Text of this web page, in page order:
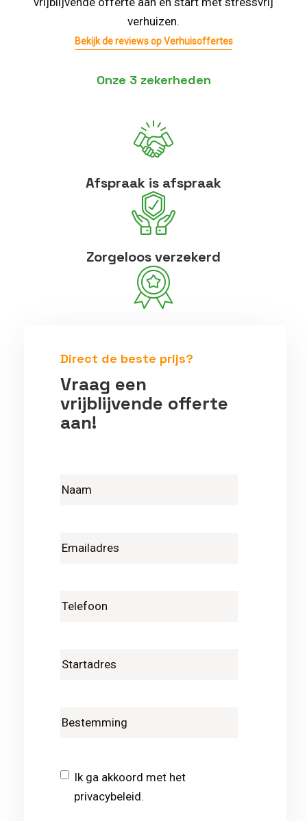
verhuizen.
Bekijk de reviews op Verhuisoffertes
Onze 3 zekerheden
Afspraak is afspraak
Zorgeloos verzekerd
Direct de beste prijs?
Vraag een
vrijblijvende offerte
aan!
Ik ga akkoord met het
privacybeleid.